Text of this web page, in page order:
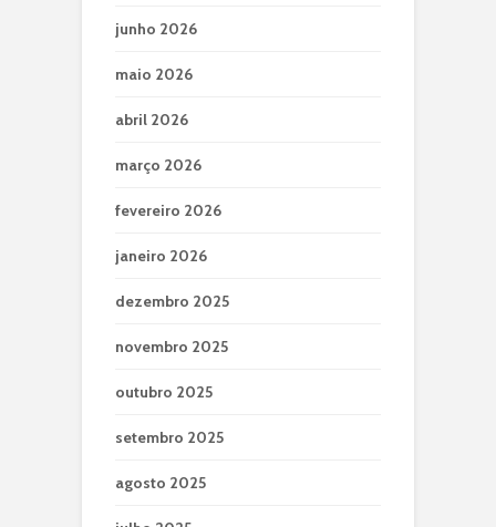
junho 2026
maio 2026
abril 2026
março 2026
fevereiro 2026
janeiro 2026
dezembro 2025
novembro 2025
outubro 2025
setembro 2025
agosto 2025